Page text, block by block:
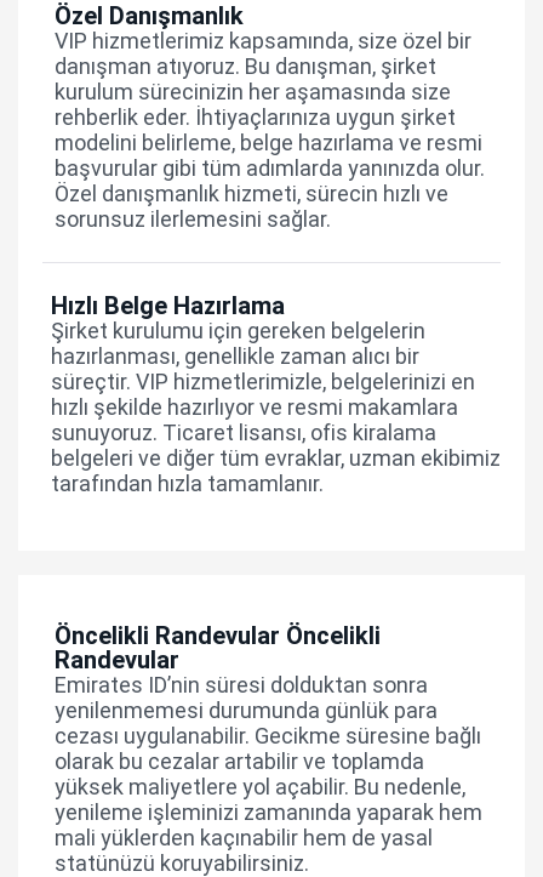
Özel Danışmanlık
VIP hizmetlerimiz kapsamında, size özel bir
danışman atıyoruz. Bu danışman, şirket
kurulum sürecinizin her aşamasında size
rehberlik eder. İhtiyaçlarınıza uygun şirket
modelini belirleme, belge hazırlama ve resmi
başvurular gibi tüm adımlarda yanınızda olur.
Özel danışmanlık hizmeti, sürecin hızlı ve
sorunsuz ilerlemesini sağlar.
Hızlı Belge Hazırlama
Şirket kurulumu için gereken belgelerin
hazırlanması, genellikle zaman alıcı bir
süreçtir. VIP hizmetlerimizle, belgelerinizi en
hızlı şekilde hazırlıyor ve resmi makamlara
sunuyoruz. Ticaret lisansı, ofis kiralama
belgeleri ve diğer tüm evraklar, uzman ekibimiz
tarafından hızla tamamlanır.
Öncelikli Randevular Öncelikli
Randevular
Emirates ID’nin süresi dolduktan sonra
yenilenmemesi durumunda günlük para
cezası uygulanabilir. Gecikme süresine bağlı
olarak bu cezalar artabilir ve toplamda
yüksek maliyetlere yol açabilir. Bu nedenle,
yenileme işleminizi zamanında yaparak hem
mali yüklerden kaçınabilir hem de yasal
statünüzü koruyabilirsiniz.